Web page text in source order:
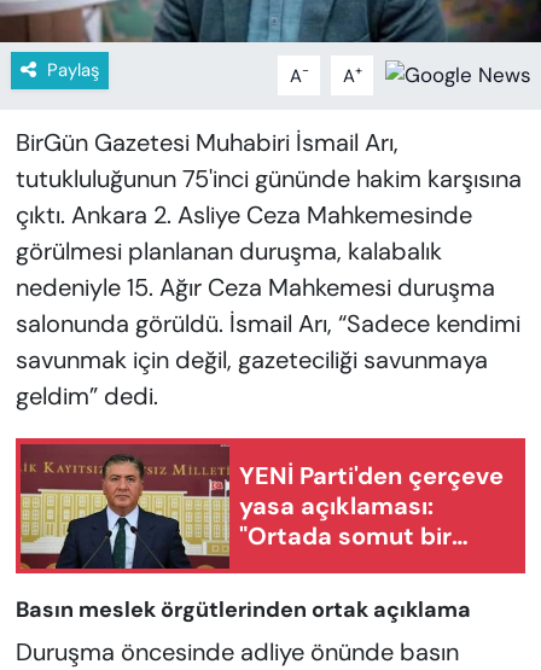
Paylaş A- A+
BirGün Gazetesi Muhabiri İsmail Arı,
tutukluluğunun 75'inci gününde hakim karşısına
çıktı. Ankara 2. Asliye Ceza Mahkemesinde
görülmesi planlanan duruşma, kalabalık
nedeniyle 15. Ağır Ceza Mahkemesi duruşma
salonunda görüldü. İsmail Arı, “Sadece kendimi
savunmak için değil, gazeteciliği savunmaya
geldim” dedi.
YENİ Parti'den çerçeve
yasa açıklaması:
"Ortada somut bir
teklif yok"
Basın meslek örgütlerinden ortak açıklama
Duruşma öncesinde adliye önünde basın
ÖZEL HABER
SİYASET
VAN VE DİYARBAKIR HABERLERİ